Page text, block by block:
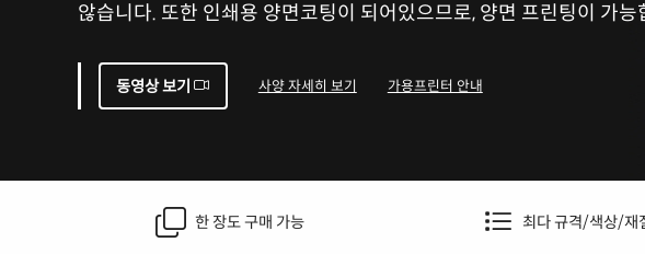
않습니다. 또한 인쇄용 양면코팅이 되어있으므로, 양면 프린팅이 가능
동영상 보기 사양 자세히 보기 가용프린터 안내
한 장도 구매 가능 최다 규격/색상/재